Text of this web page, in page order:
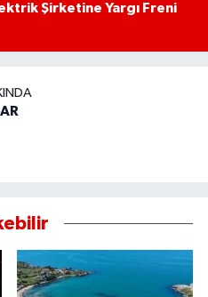
Şirketine Yargı Freni